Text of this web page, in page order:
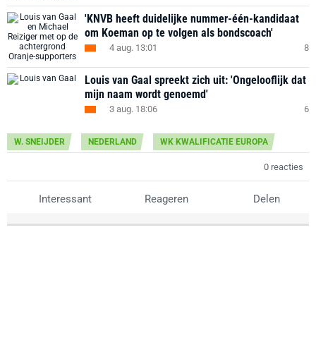
'KNVB heeft duidelijke nummer-één-kandidaat
om Koeman op te volgen als bondscoach'
4 aug. 13:01 8
Louis van Gaal spreekt zich uit: 'Ongelooflijk dat
mijn naam wordt genoemd'
3 aug. 18:06 6
W. SNEIJDER NEDERLAND WK KWALIFICATIE EUROPA
0 reacties
Interessant Reageren Delen